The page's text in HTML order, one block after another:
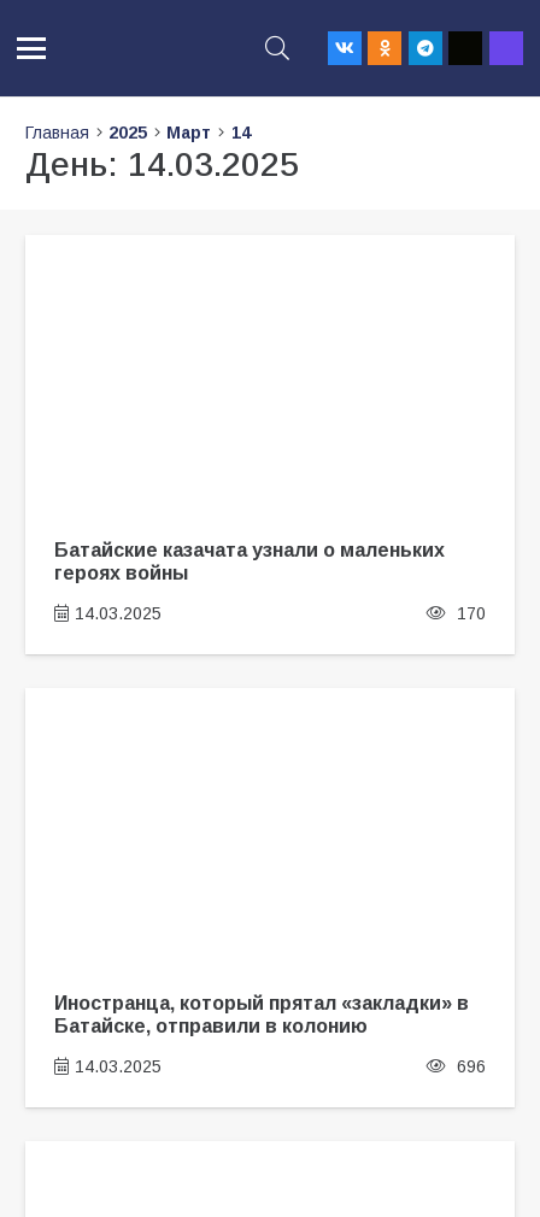
Главная 2025 Март 14
День: 14.03.2025
Батайские казачата узнали о маленьких
героях войны
14.03.2025 170
Иностранца, который прятал «закладки» в
Батайске, отправили в колонию
14.03.2025 696